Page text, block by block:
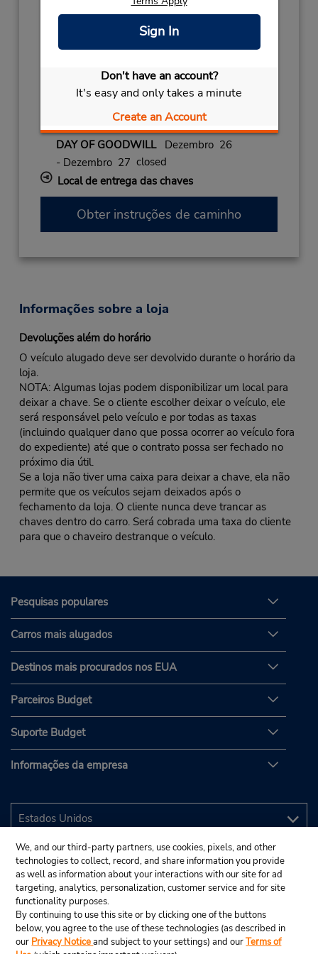
Sign In
Don't have an account?
It's easy and only takes a minute
Create an Account
Março 29 closed
Abril 27 closed
Maio 1 closed
NATIONAL WOMEN' Agosto 9 closed
HERITAGE DAYSetembro 24 closed
DAY OF RECONCIL
Dezembro 16 closed
CHRISTMAS DAYDezembro 25 closed
DAY OF GOODWILLDezembro 26
- Dezembro 27 closed
Local de entrega das chaves
Obter instruções de caminho
Informações sobre a loja
Devoluções além do horário
O veículo alugado deve ser devolvido durante o horário da
loja.
NOTA: Algumas lojas podem disponibilizar um local para
deixar a chave. Se o cliente escolher deixar o veículo, ele
será responsável pelo veículo e por todas as taxas
(incluindo qualquer dano que possa ocorrer ao veículo fora
do expediente) até que o contrato possa ser fechado no
próximo dia útil.
Se a loja não tiver uma caixa para deixar a chave, ela não
permite que os veículos sejam deixados após o
fechamento da loja. O cliente nunca deve trancar as
chaves dentro do carro. Será cobrada uma taxa do cliente
para que o chaveiro destranque o veículo.
Pesquisas populares
Carros mais alugados
Destinos mais procurados nos EUA
Parceiros Budget
Suporte Budget
Informações da empresa
We, and our third-party partners, use cookies, pixels, and other
technologies to collect, record, and share information you provide
as well as information about your interactions with our site for ad
targeting, analytics, personalization, customer service and for site
functionality purposes.
By continuing to use this site or by clicking one of the buttons
below, you agree to the use of these technologies (as described in
our Privacy Noticeand subject to your settings) and ourTerms of